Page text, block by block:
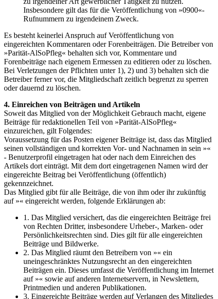
Insbesondere gilt das für die Veröffentlichung von »0900«-
Rufnummern zu irgendeinem Zweck.
Es besteht keinerlei Anspruch auf Veröffentlichung von
eingereichten Kommentaren oder Forenbeiträgen. Die Betreiber von
»Parität-AlSoPfleg« behalten sich vor, Kommentare und
Forenbeiträge nach eigenem Ermessen zu editieren oder zu löschen.
Bei Verletzungen der Pflichten unter 1), 2) und 3) behalten sich die
Betreiber ferner vor, die Mitgliedschaft zeitlich begrenzt zu sperren
oder dauernd zu löschen.
4. Einreichen von Beiträgen und Artikeln
Soweit das Mitglied von der Möglichkeit Gebrauch macht, eigene
Beiträge für redaktionellen Teil von »Parität-AlSoPfleg«
einzureichen, gilt Folgendes:
Voraussetzung für das Posten eigener Beiträge ist, dass das Mitglied
seinen vollständigen und korrekten Vor- und Nachnamen in sein »«
- Benutzerprofil eingetragen hat oder nach dem Einreichen des
Artikels dort einträgt. Mit dem dort eingetragenen Namen wird der
eingereichte Beitrag bei Veröffentlichung (öffentlich)
gekennzeichnet.
Das Mitglied gibt für alle Beiträge, die von ihm oder ihr zukünftig
auf »« eingereicht werden, folgende Erklärungen ab:
1. Das Mitglied versichert, das die eingereichten Beiträge frei
von Rechten Dritter, insbesondere Urheber-, Marken- oder
Persönlichkeitsrechten sind. Dies gilt für alle eingereichten
Beiträge und Bildwerke.
2. Das Mitglied räumt den Betreibern von »« ein
uneingeschränktes Nutzungsrecht an den eingereichten
Beiträgen ein. Dieses umfasst die Veröffentlichung im Internet
auf »« sowie auf anderen Internetservern, in Newslettern,
Printmedien und anderen Publikationen.
3. Eingereichte Beiträge werden auf Verlangen des Mitgliedes